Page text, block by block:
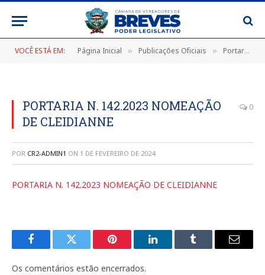
VOCÊ ESTÁ EM: Página Inicial » Publicações Oficiais » Portarias
PORTARIA N. 142.2023 NOMEAÇÃO
DE CLEIDIANNE
0
POR CR2-ADMIN1 ON 1 DE FEVEREIRO DE 2024
PORTARIA N. 142.2023 NOMEAÇÃO DE CLEIDIANNE
FacebookTwitter Pinterest LinkedInTumblr
E-
Os comentários estão encerrados.